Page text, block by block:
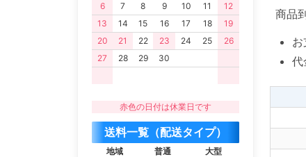
6
7 8 9 10 11
12
13
14 15 16 17 18
19
20
21 22 23 24 25
26
27
28 29 30
赤色の日付は休業日です
送料一覧（配送タイプ）
地域 普通
大型
商品
お
代